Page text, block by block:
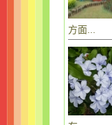
方面...